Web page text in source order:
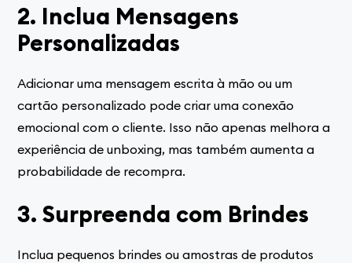
2. Inclua Mensagens
Personalizadas
Adicionar uma mensagem escrita à mão ou um
cartão personalizado pode criar uma conexão
emocional com o cliente. Isso não apenas melhora a
experiência de unboxing, mas também aumenta a
probabilidade de recompra.
3. Surpreenda com Brindes
Inclua pequenos brindes ou amostras de produtos